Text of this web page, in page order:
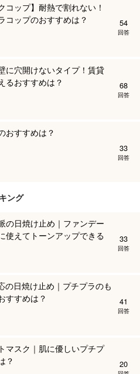
コップ】耐熱で割れない！
コップのおすすめは？
54
回答
に穴開けないタイプ！賃貸
るおすすめは？
68
回答
おすすめは？
33
回答
ング
の日焼け止め｜ファンデー
使えてトーンアップできる
33
回答
の日焼け止め｜プチプラのも
すすめは？
41
回答
マスク｜肌に優しいプチプ
？
20